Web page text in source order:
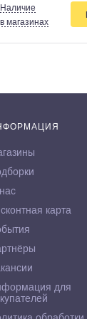
Наличие
в магазинах
карта
для